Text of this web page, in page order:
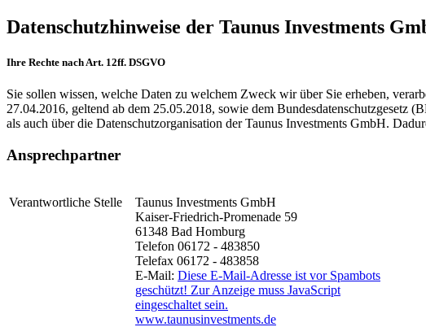
Datenschutzhinweise der Taunus Investments
Ihre Rechte nach Art. 12ff. DSGVO
Sie sollen wissen, welche Daten zu welchem Zweck wir über Sie erheben,
27.04.2016, geltend ab dem 25.05.2018, sowie dem Bundesdatenschutzgesetz
als auch über die Datenschutzorganisation der Taunus Investments GmbH.
Ansprechpartner
Verantwortliche Stelle
Taunus Investments GmbH
Kaiser-Friedrich-Promenade 59
61348 Bad Homburg
Telefon 06172 - 483850
Telefax 06172 - 483858
E-Mail: Diese E-Mail-Adresse ist vor Spambots
geschützt! Zur Anzeige muss JavaScript
eingeschaltet sein.
www.taunusinvestments.de